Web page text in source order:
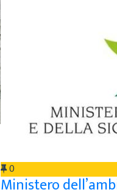
0
Ministero